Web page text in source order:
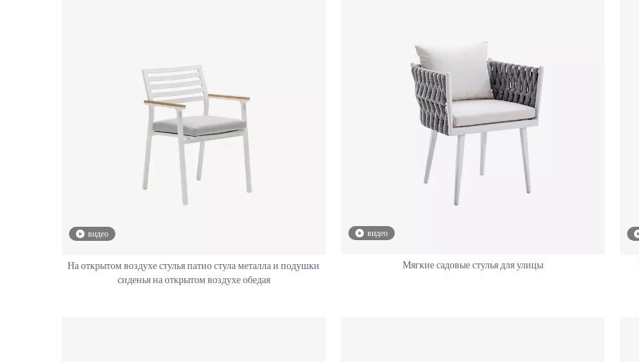
видео
На открытом воздухе стулья патио стула металла и подушки
сиденья на открытом воздухе обедая
видео
Мягкие садовые стулья для улицы